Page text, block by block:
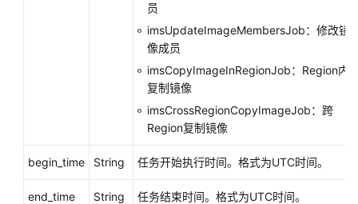
询
ShowJobProgress
员
imsUpdateImageMembersJob：修改镜
像成员
imsCopyImageInRegionJob：Region内
复制镜像
imsCrossRegionCopyImageJob：跨
Region复制镜像
begin_time String 任务开始执行时间。格式为UTC时间。
end_time String 任务结束时间。格式为UTC时间。